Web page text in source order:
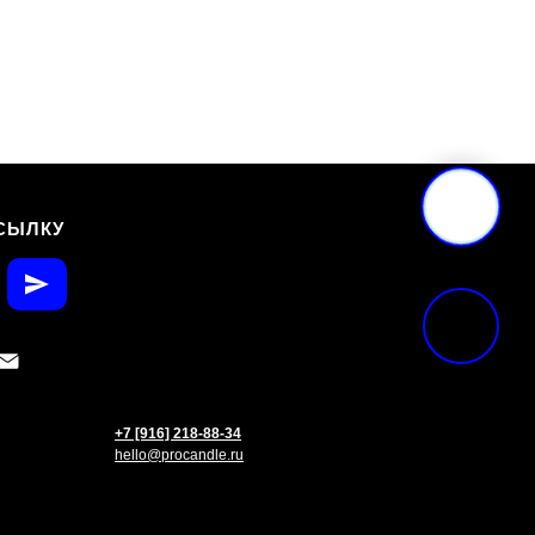
+7 [916] 218-88-34
hello@procandle.ru